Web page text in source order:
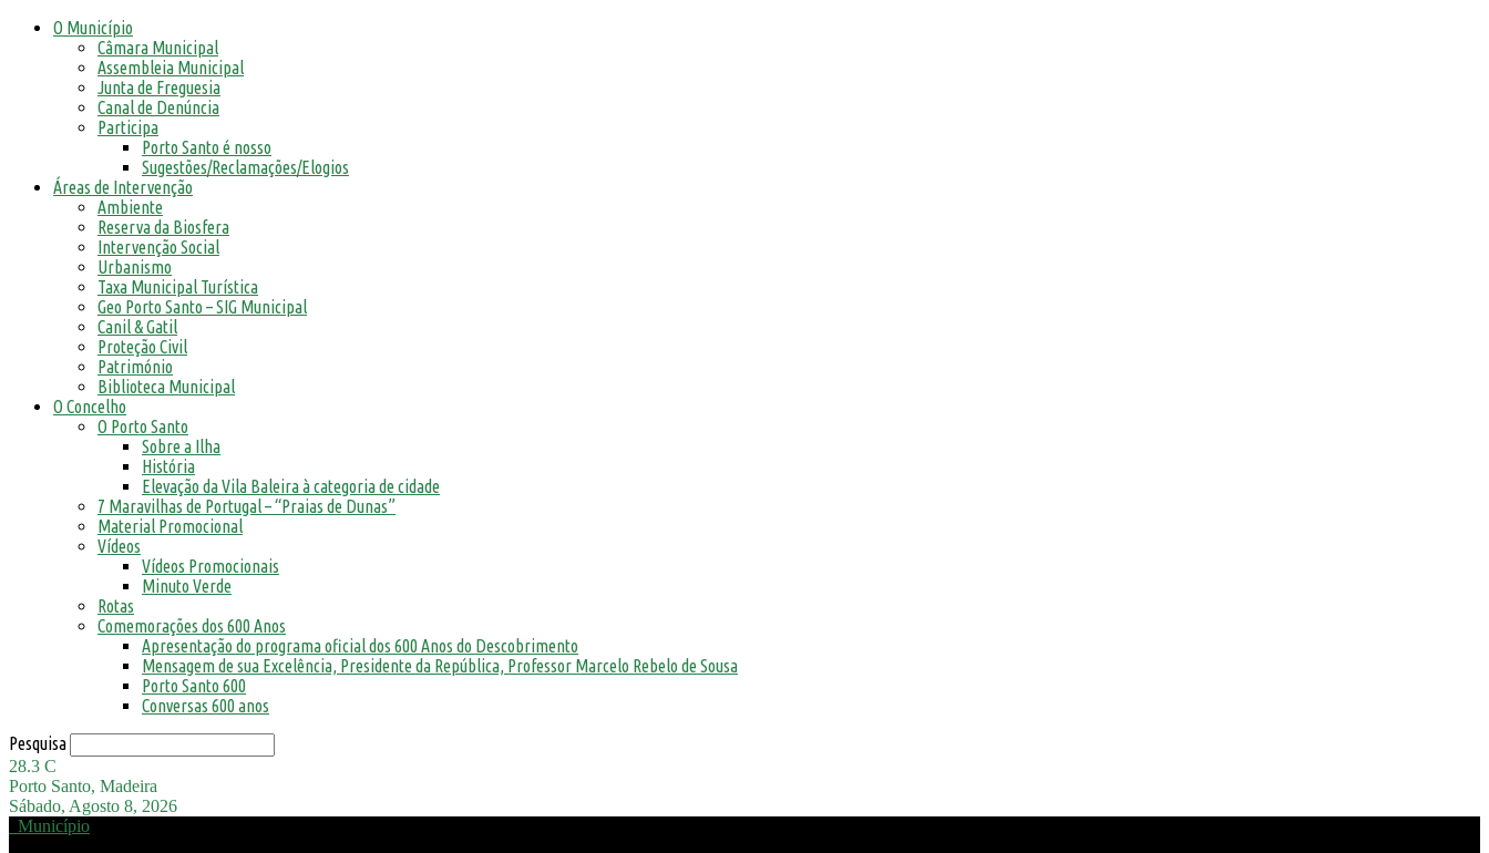
O Município
Câmara Municipal
Assembleia Municipal
Junta de Freguesia
Canal de Denúncia
Participa
Porto Santo é nosso
Sugestões/Reclamações/Elogios
Áreas de Intervenção
Ambiente
Reserva da Biosfera
Intervenção Social
Urbanismo
Taxa Municipal Turística
Geo Porto Santo – SIG Municipal
Canil & Gatil
Proteção Civil
Património
Biblioteca Municipal
O Concelho
O Porto Santo
Sobre a Ilha
História
Elevação da Vila Baleira à categoria de cidade
7 Maravilhas de Portugal – “Praias de Dunas”
Material Promocional
Vídeos
Vídeos Promocionais
Minuto Verde
Rotas
Comemorações dos 600 Anos
Apresentação do programa oficial dos 600 Anos do Descobrimento
Mensagem de sua Excelência, Presidente da República, Professor Marcelo Rebelo de Sousa
Porto Santo 600
Conversas 600 anos
Pesquisa
28.3 C
Porto Santo, Madeira
Sábado, Agosto 8, 2026
Município